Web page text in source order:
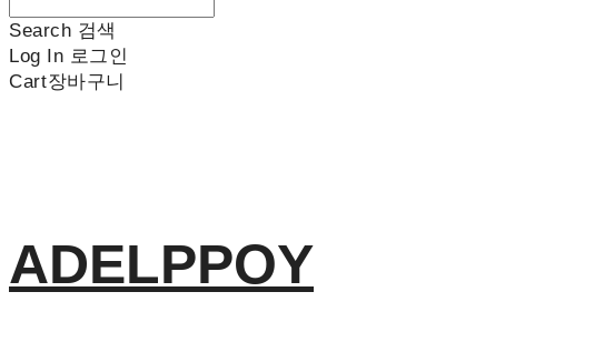
Search 검색
Log In 로그인
Cart장바구니
ADELPPOY